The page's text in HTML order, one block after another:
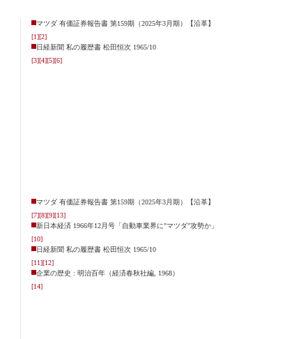
マツダ 有価証券報告書 第159期（2025年3月期）【沿革】
[1][2]
日経新聞 私の履歴書 松田恒次 1965/10
[3][4][5][6]
マツダ 有価証券報告書 第159期（2025年3月期）【沿革】
[7][8][9][13]
新日本経済 1966年12月号「自動車業界に"マツダ"攻勢か」
[10]
日経新聞 私の履歴書 松田恒次 1965/10
[11][12]
企業の歴史 : 明治百年（経済春秋社編, 1968）
[14]